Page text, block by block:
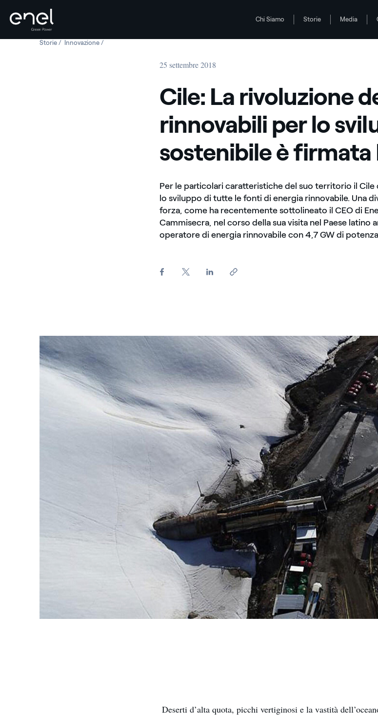
Salta al contenuto
Chi Siamo Storie Media
StorieCile: La rivoluzione delle energie rinnovabili per lo sviluppo sostenibile è firmata EGP
Innovazione Cile: La rivoluzione delle energie rinnovabili per lo sviluppo sostenibile è firmata EGP
25 settembre 2018
Cile: La rivoluzione
rinnovabili per lo
sostenibile è firmata
Per le particolari caratteristiche del suo territorio il
lo sviluppo di tutte le fonti di energia rinnovabile. Una
forza, come ha recentemente sottolineato il CEO di
Cammisecra, nel corso della sua visita nel Paese latino
operatore di energia rinnovabile con 4,7 GW di
Deserti d’alta quota, picchi vertiginosi e la vastità